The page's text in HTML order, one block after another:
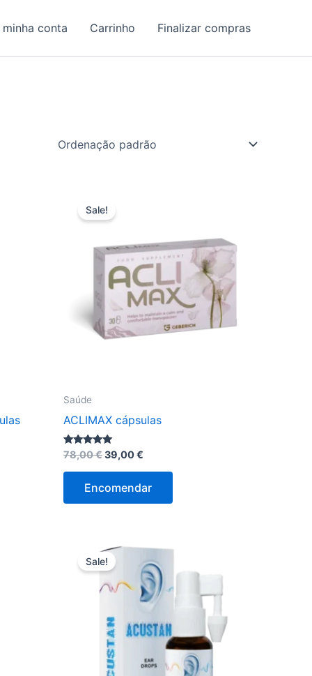
minha conta Carrinho Finalizar compras
Sale!
Saúde
ACLIMAX cápsulas
Avaliação
5.00
de 5
78,00€O
era:
78,00 €.
39,00€
é:
39,00 €.
Encomendar
Sale!